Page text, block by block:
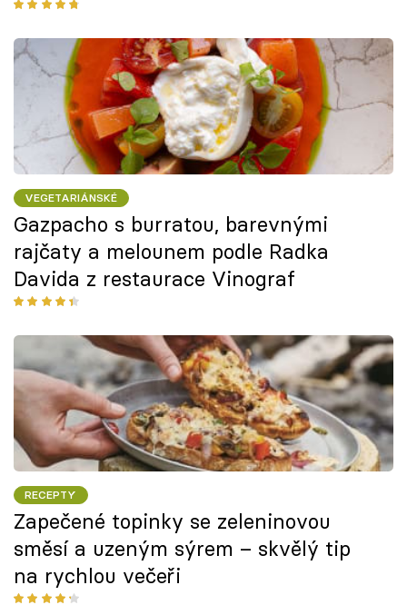
VEGETARIÁNSKÉ
Gazpacho s burratou, barevnými
rajčaty a melounem podle Radka
Davida z restaurace Vinograf
RECEPTY
Zapečené topinky se zeleninovou
směsí a uzeným sýrem – skvělý tip
na rychlou večeři